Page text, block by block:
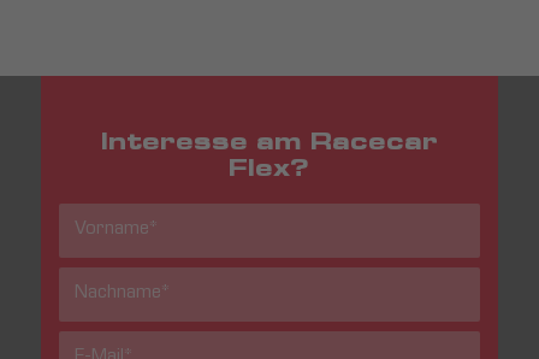
Interesse am Racecar
Flex?